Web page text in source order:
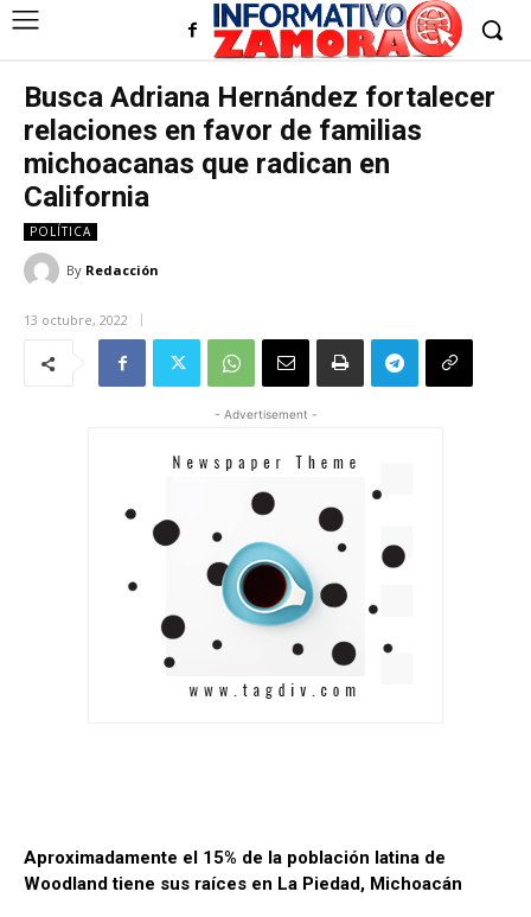
Busca Adriana Hernández fortalecer
relaciones en favor de familias
michoacanas que radican en
California
POLÍTICA
By Redacción
13 octubre, 2022
- Advertisement -
Aproximadamente el 15% de la población latina de
Woodland tiene sus raíces en La Piedad, Michoacán